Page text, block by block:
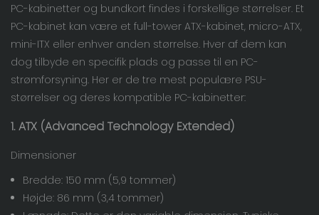
PC-kabinetter og bundkort findes i forskellige størrelser. Et
PC-kabinet kan være et full-tower ATX-kabinet, micro-ATX,
mini-ITX eller enhver anden størrelse. Hver af dem kan
dog tilbyde en specifik plads og passe til en PC-
strømforsyning. Her er de tre mest populære PSU-
størrelser og deres kompatible PC-kabinetter:
1. ATX (Advanced Technology Extended)
Dimensioner
Bredde: 150 mm (5,9 tommer)
Højde: 86 mm (3,4 tommer)